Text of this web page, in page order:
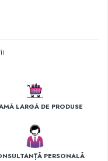
LARGĂ DE PRODUSE
PERSONALĂ